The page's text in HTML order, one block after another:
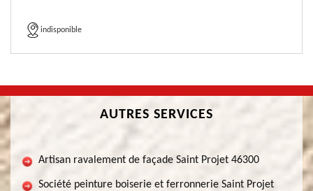
indisponible
AUTRES SERVICES
Artisan ravalement de façade Saint Projet 46300
Société peinture boiserie et ferronnerie Saint Projet